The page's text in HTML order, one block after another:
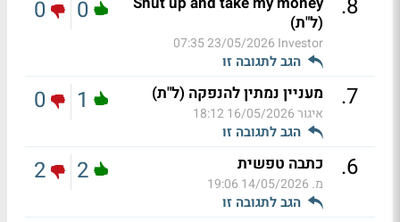
8
.
(ל"ת)
Investor
23/05/2026 07:35
הגב לתגובה זו
0
0
7
. מעניין נמתין להנפקה (ל"ת)
איגור16/05/2026 18:12
הגב לתגובה זו
1
0
6
. כתבה טפשית
מ. 14/05/2026 19:06
הגב לתגובה זו
2
2